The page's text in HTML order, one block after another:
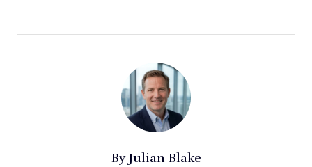
ByJulian Blake